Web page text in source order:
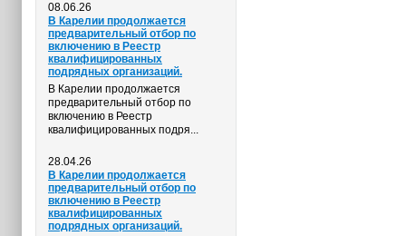
08.06.26
В Карелии продолжается
предварительный отбор по
включению в Реестр
квалифицированных
подрядных организаций.
В Карелии продолжается
предварительный отбор по
включению в Реестр
квалифицированных подря...
28.04.26
В Карелии продолжается
предварительный отбор по
включению в Реестр
квалифицированных
подрядных организаций.